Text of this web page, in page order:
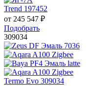
Trend 197452
от 245 547 ₽
Подобрать
309034
Termo Evo 309034